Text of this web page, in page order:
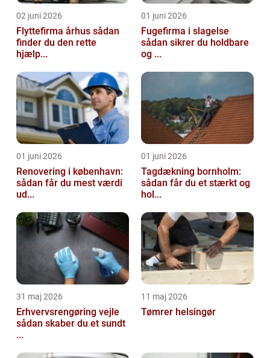
02 juni 2026
Flyttefirma århus sådan
finder du den rette
hjælp...
01 juni 2026
Fugefirma i slagelse
sådan sikrer du holdbare
og ...
01 juni 2026
Renovering i københavn:
sådan får du mest værdi
ud...
01 juni 2026
Tagdækning bornholm:
sådan får du et stærkt og
hol...
31 maj 2026
Erhvervsrengøring vejle
sådan skaber du et sundt
...
11 maj 2026
Tømrer helsingør